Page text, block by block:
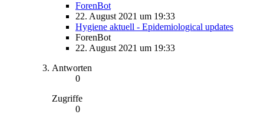
ForenBot
22. August 2021 um 19:33
Hygiene aktuell - Epidemiological updates
ForenBot
22. August 2021 um 19:33
Antworten
0
Zugriffe
0